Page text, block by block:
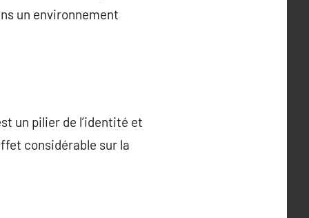
un environnement
un pilier de l’identité et
considérable sur la